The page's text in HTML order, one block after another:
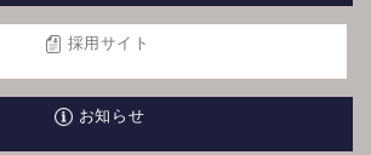
採用サイト
お知らせ